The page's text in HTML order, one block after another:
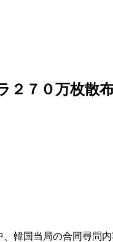
２７０万枚散
韓国当局の合同尋問